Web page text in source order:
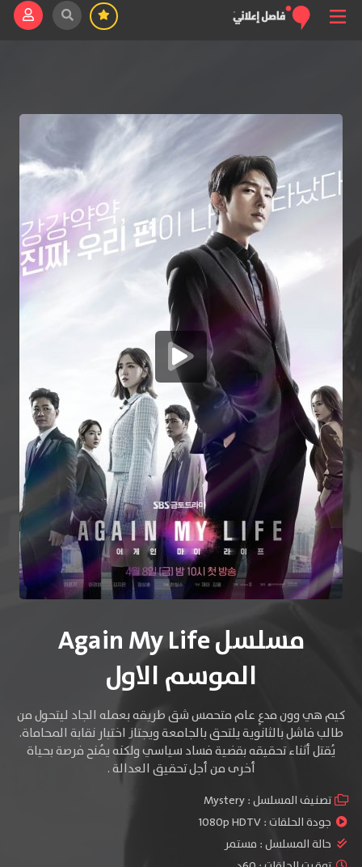
مسلسل Again My Life
الموسم الاول
كيم هي وون مدعٍ عام متحمس شق طريقه بعمله الجاد ليتحول من
طالب فاشل بالثانوية يلتحق بالجامعة ويجتاز اختبار نقابة المحاماة.
يُقتل أثناء تحقيقه بقضية فساد سياسي ولكنه يُمنح فرصة بحياة
أخرى من أجل تحقيق العدالة .
تصنيف المسلسل :Mystery
جودة الحلقات :1080p HDTV
حالة المسلسل : مستمر